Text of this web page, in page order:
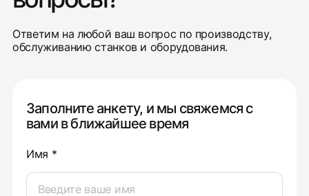
Ответим на любой ваш вопрос по производству,
обслуживанию станков и оборудования.
Заполните анкету, и мы свяжемся с
вами в ближайшее время
Имя *